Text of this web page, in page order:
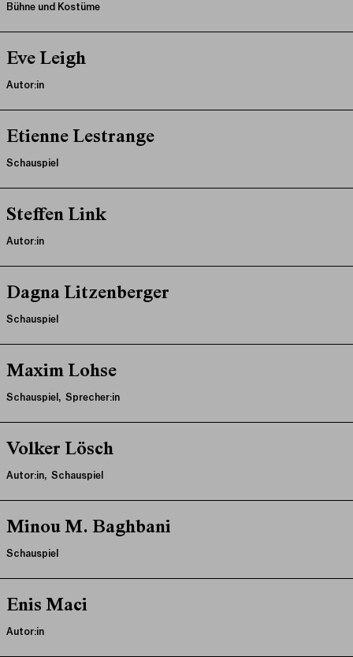
Bühne und Kostüme
Eve Leigh
Autor:in
Etienne Lestrange
Schauspiel
Steffen Link
Autor:in
Dagna Litzenberger
Schauspiel
Maxim Lohse
Schauspiel, Sprecher:in
Volker Lösch
Autor:in, Schauspiel
Minou M. Baghbani
Schauspiel
Enis Maci
Autor:in